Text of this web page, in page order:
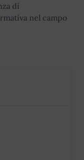
di
nel campo